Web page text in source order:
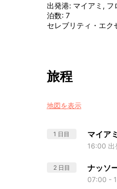
出発港: マイアミ, フ
泊数: 7
セレブリティ・エク
旅程
地図を表示
1 日目 マイア
16:00 出
2 日目 ナッソ
07:00 -